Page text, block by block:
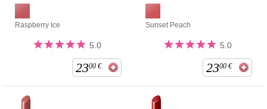
Raspberry Ice
5.0
2300 €
Sunset Peach
5.0
2300 €